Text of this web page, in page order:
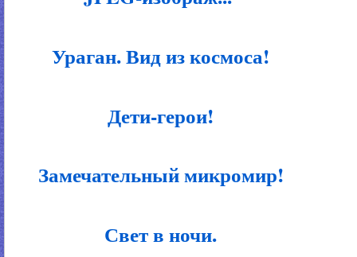
Ураган. Вид из космоса!
Дети-герои!
Замечательный микромир!
Свет в ночи.